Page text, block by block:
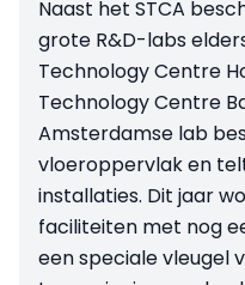
Naast het STCA
grote R&D-labs
Technology Centre
Technology Centre
Amsterdamse lab
vloeroppervlak en
installaties. Dit jaar
faciliteiten met nog
een speciale vleugel